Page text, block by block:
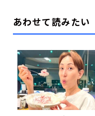
あわせて読みたい